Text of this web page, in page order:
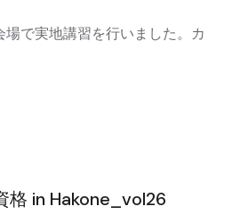
で実地講習を行いました。カ
格 in Hakone_vol26